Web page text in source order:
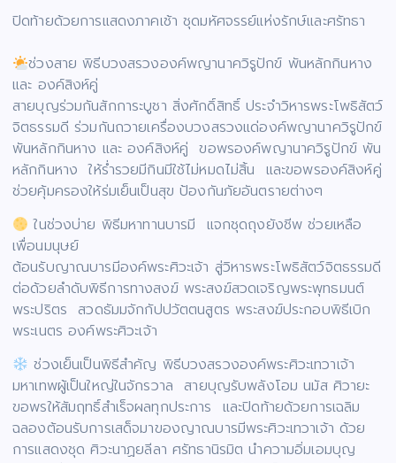
ปิดท้ายด้วยการแสดงภาคเช้า ชุดมหัศจรรย์แห่งรักษ์และศรัทธา
ช่วงสาย พิธีบวงสรวงองค์พญานาควิรูปักข์ พันหลักกินหาง
และ องค์สิงห์คู่
สายบุญร่วมกันสักการะบูชา สิ่งศักดิ์สิทธิ์ ประจำวิหารพระโพธิสัตว์
จิตธรรมดี ร่วมกันถวายเครื่องบวงสรวงแด่องค์พญานาควิรูปักข์
พันหลักกินหาง และ องค์สิงห์คู่ ขอพรองค์พญานาควิรูปักข์ พัน
หลักกินหาง ให้ร่ำรวยมีกินมีใช้ไม่หมดไม่สิ้น และขอพรองค์สิงห์คู่
ช่วยคุ้มครองให้ร่มเย็นเป็นสุข ป้องกันภัยอันตรายต่างๆ
ในช่วงบ่าย พิธีมหาทานบารมี แจกชุดถุงยังชีพ ช่วยเหลือ
เพื่อนมนุษย์
ต้อนรับญาณบารมีองค์พระศิวะเจ้า สู่วิหารพระโพธิสัตว์จิตธรรมดี
ต่อด้วยลำดับพิธีการทางสงฆ์ พระสงฆ์สวดเจริญพระพุทธมนต์
พระปริตร สวดธัมมจักกัปปวัตตนสูตร พระสงฆ์ประกอบพิธีเบิก
พระเนตร องค์พระศิวะเจ้า
ช่วงเย็นเป็นพิธีสำคัญ พิธีบวงสรวงองค์พระศิวะเทวาเจ้า
มหาเทพผู้เป็นใหญ่ในจักรวาล สายบุญรับพลังโอม นมัส ศิวายะ
ขอพรให้สัมฤทธิ์สำเร็จผลทุกประการ และปิดท้ายด้วยการเฉลิม
ฉลองต้อนรับการเสด็จมาของญาณบารมีพระศิวะเทวาเจ้า ด้วย
การแสดงชุด ศิวะนาฏยลีลา ศรัทธานิรมิต นำความอิ่มเอมบุญ